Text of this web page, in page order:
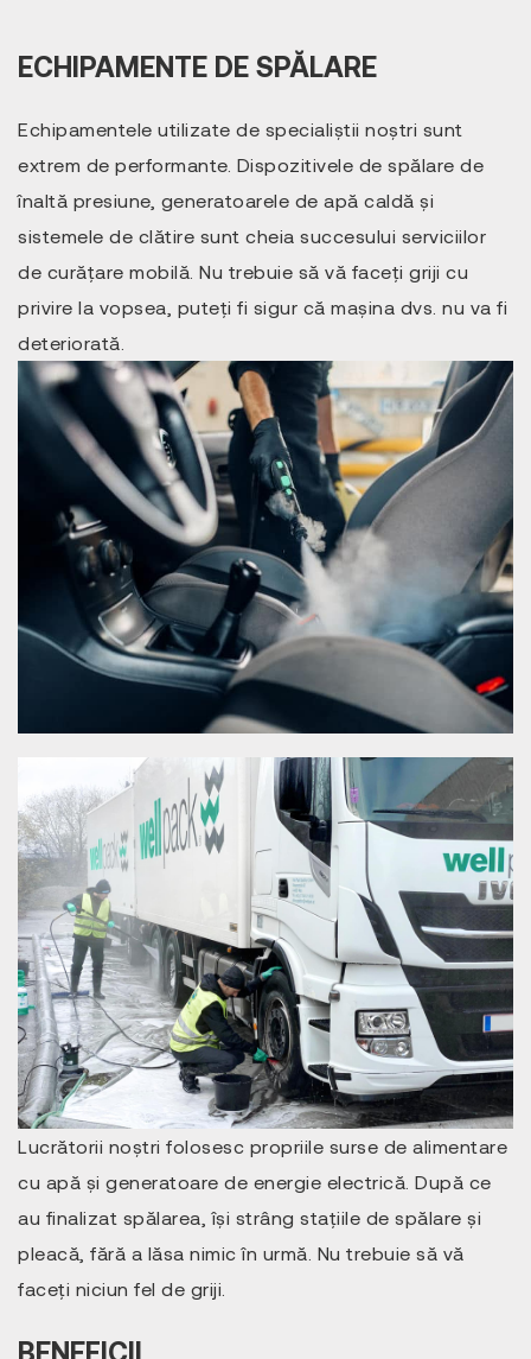
ECHIPAMENTE DE SPĂLARE
Echipamentele utilizate de specialiștii noștri sunt
extrem de performante. Dispozitivele de spălare de
înaltă presiune, generatoarele de apă caldă și
sistemele de clătire sunt cheia succesului serviciilor
de curățare mobilă. Nu trebuie să vă faceți griji cu
privire la vopsea, puteți fi sigur că mașina dvs. nu va fi
deteriorată.
Lucrătorii noștri folosesc propriile surse de alimentare
cu apă și generatoare de energie electrică. După ce
au finalizat spălarea, își strâng stațiile de spălare și
pleacă, fără a lăsa nimic în urmă. Nu trebuie să vă
faceți niciun fel de griji.
BENEFICII